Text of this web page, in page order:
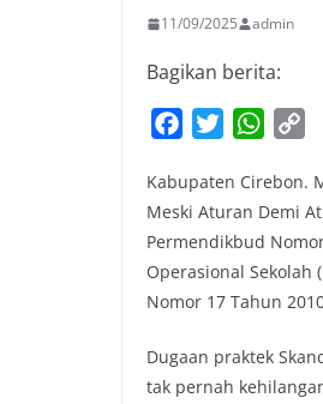
11/09/2025 admin
Bagikan berita:
c
e
b
o
o
i
t
t
e
W
a
t
s
A
p
p
y
L
i
n
Kabupaten Cirebon.
Meski Aturan Demi
Permendikbud
Operasional Sekolah
Nomor 17 Tahun
Dugaan praktek
tak pernah